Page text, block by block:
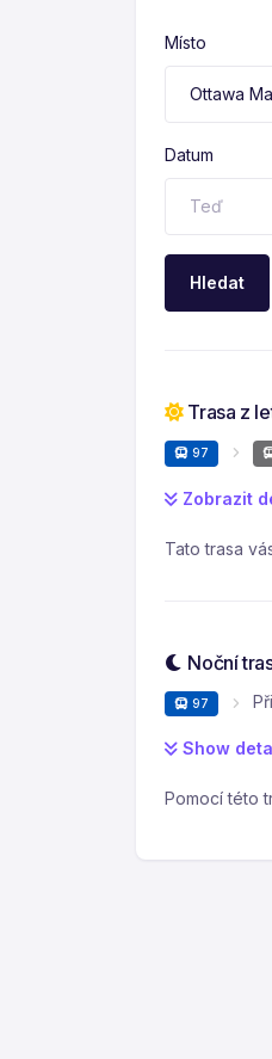
Místo
Datum
Hledat
Trasa z
97
Zobrazit
Tato trasa
Noční
97
Show
Pomocí této